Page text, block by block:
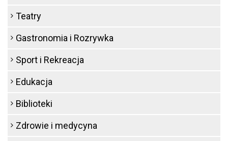
Teatry
Gastronomia i Rozrywka
Sport i Rekreacja
Edukacja
Biblioteki
Zdrowie i medycyna